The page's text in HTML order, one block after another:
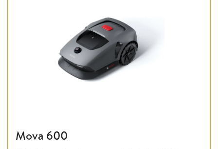
Mova 600